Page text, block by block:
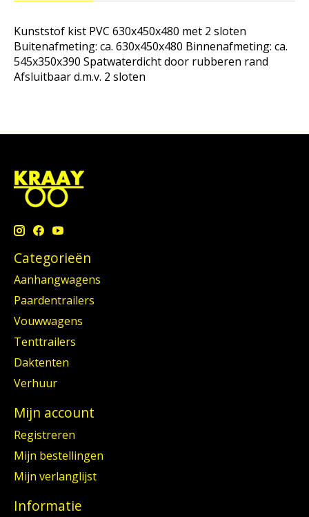
Kunststof kist PVC 630x450x480 met 2 sloten
Buitenafmeting: ca. 630x450x480 Binnenafmeting: ca.
545x350x390 Spatwaterdicht door rubberen rand
Afsluitbaar d.m.v. 2 sloten
Categorieën
Aanhangwagens
Paardentrailers
Vouwwagens
Tenttrailers
Daktenten
Verhuur
Mijn account
Registreren
Mijn bestellingen
Mijn verlanglijst
Informatie